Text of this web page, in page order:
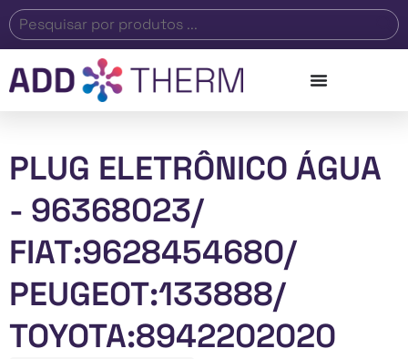
PLUG ELETRÔNICO ÁGUA
- 96368023/
FIAT:9628454680/
PEUGEOT:133888/
TOYOTA:8942202020